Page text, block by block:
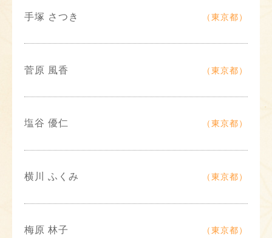
手塚 さつき （東京都）
菅原 風香 （東京都）
塩谷 優仁 （東京都）
横川 ふくみ （東京都）
梅原 林子 （東京都）